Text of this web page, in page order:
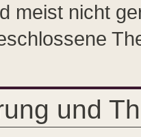
meist nicht
und